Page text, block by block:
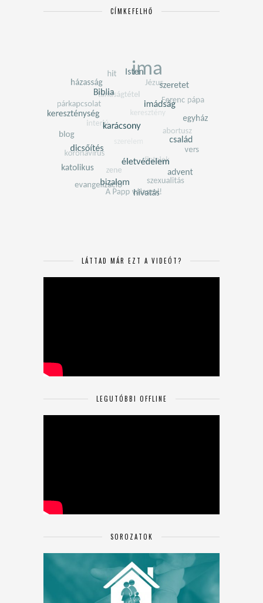
CÍMKEFELHŐ
LÁTTAD MÁR EZT A VIDEÓT?
LEGUTÓBBI OFFLINE
SOROZATOK